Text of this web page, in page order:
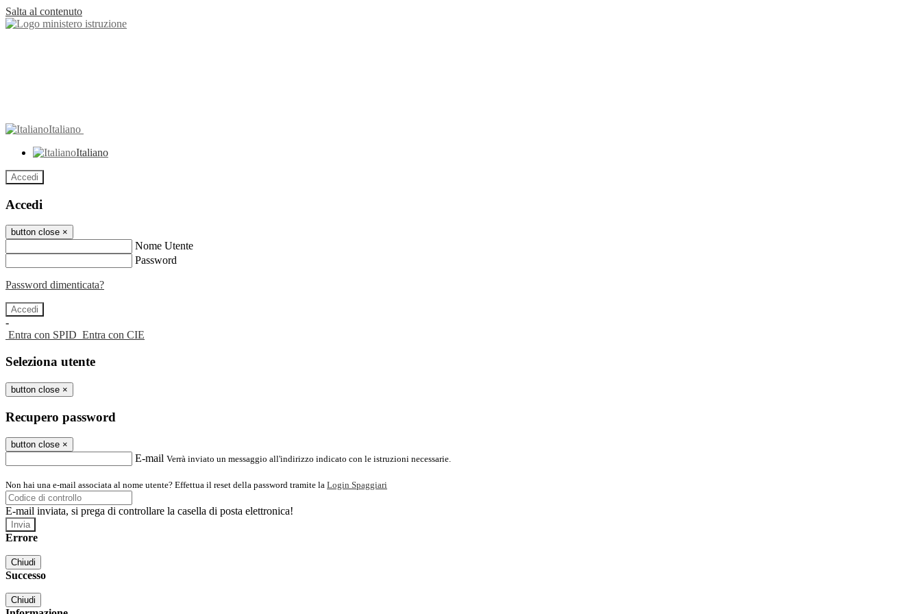
Salta al contenuto
Italiano
Italiano
Accedi
Accedi
button close ×
Nome Utente
Password
Password dimenticata?
-
Entra con SPID Entra con CIE
Seleziona utente
button close ×
Recupero password
button close ×
E-mail Verrà inviato un messaggio all'indirizzo indicato con le istruzioni necessarie.
Non hai una e-mail associata al nome utente? Effettua il reset della password tramite la Login Spaggiari
E-mail inviata, si prega di controllare la casella di posta elettronica!
Errore
Chiudi
Successo
Chiudi